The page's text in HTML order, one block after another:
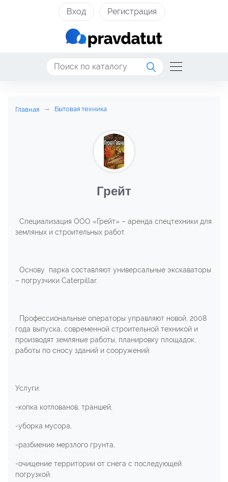
Вход Регистрация
Главная Бытовая техника
Грейт
Специализация ООО «Грейт» – аренда спецтехники для
земляных и строительных работ.
Основу парка составляют универсальные экскаваторы
– погрузчики Caterpillar.
Профессиональные операторы управляют новой, 2008
года выпуска, современной строительной техникой и
производят земляные работы, планировку площадок,
работы по сносу зданий и сооружений.
Услуги:
-копка котлованов, траншей,
-уборка мусора,
-разбиение мерзлого грунта,
-очищение территории от снега с последующей
погрузкой.